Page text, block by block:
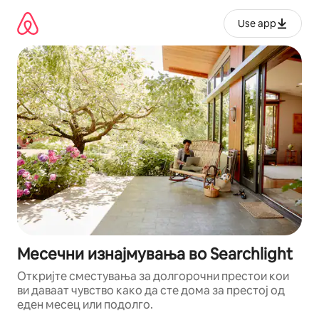
содржина
Use app
Месечни изнајмувања во Searchlight
Откријте сместувања за долгорочни престои кои
ви даваат чувство како да сте дома за престој од
еден месец или подолго.